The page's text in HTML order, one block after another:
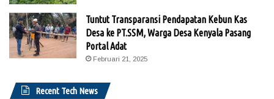
Tuntut Transparansi Pendapatan Kebun Kas
Desa ke PT.SSM, Warga Desa Kenyala Pasang
Portal Adat
Februari 21, 2025
Recent Tech News